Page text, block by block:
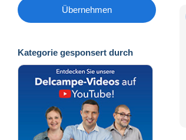
Übernehmen
Kategorie gesponsert durch